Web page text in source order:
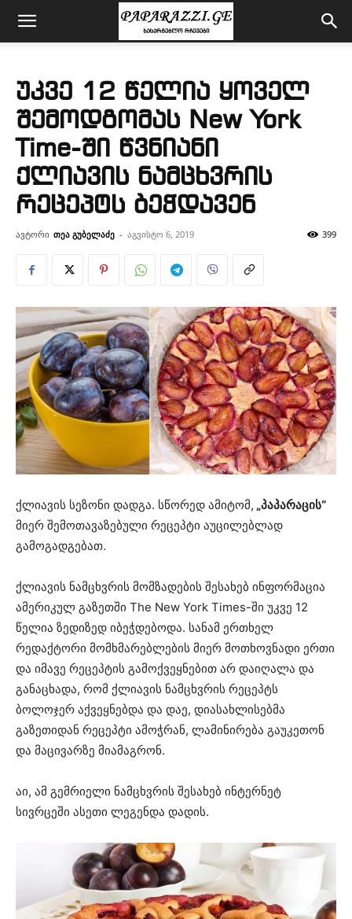
უკვე 12 წელია ყოველ
შემოდგომას New York
Time-ში წვნიანი
ქლიავის ნამცხვრის
რეცეპტს ბეჭდავენ
ავტორი თეა გუბელაძე - აგვისტო 6, 2019 399
ქლიავის სეზონი დადგა. სწორედ ამიტომ, „პაპარაცის“
მიერ შემოთავაზებული რეცეპტი აუცილებლად
გამოგადგებათ.
ქლიავის ნამცხვრის მომზადების შესახებ ინფორმაცია
ამერიკულ გაზეთში The New York Times-ში უკვე 12
წელია ზედიზედ იბეჭდებოდა. სანამ ერთხელ
რედაქტორი მომხმარებლების მიერ მოთხოვნადი ერთი
და იმავე რეცეპტის გამოქვეყნებით არ დაიღალა და
განაცხადა, რომ ქლიავის ნამცხვრის რეცეპტს
ბოლოჯერ აქვეყნებდა და დაე, დიასახლისებმა
გაზეთიდან რეცეპტი ამოჭრან, ლამინირება გაუკეთონ
და მაცივარზე მიამაგრონ.
აი, ამ გემრიელი ნამცხვრის შესახებ ინტერნეტ
სივრცეში ასეთი ლეგენდა დადის.